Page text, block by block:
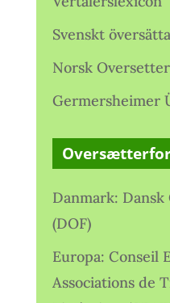
Svenskt
Norsk
Germersheimer
Danmark:
(DOF)
Europa: Conseil
Associations de